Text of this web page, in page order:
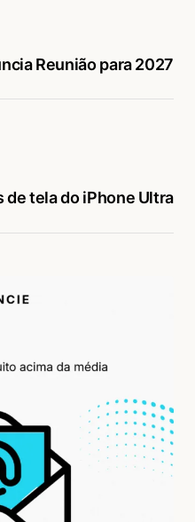
Reunião para 2027
de tela do iPhone Ultra